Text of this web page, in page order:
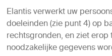
Elantis verwerkt uw
doeleinden (zie punt 4) op
rechtsgronden, en ziet erop
noodzakelijke gegevens